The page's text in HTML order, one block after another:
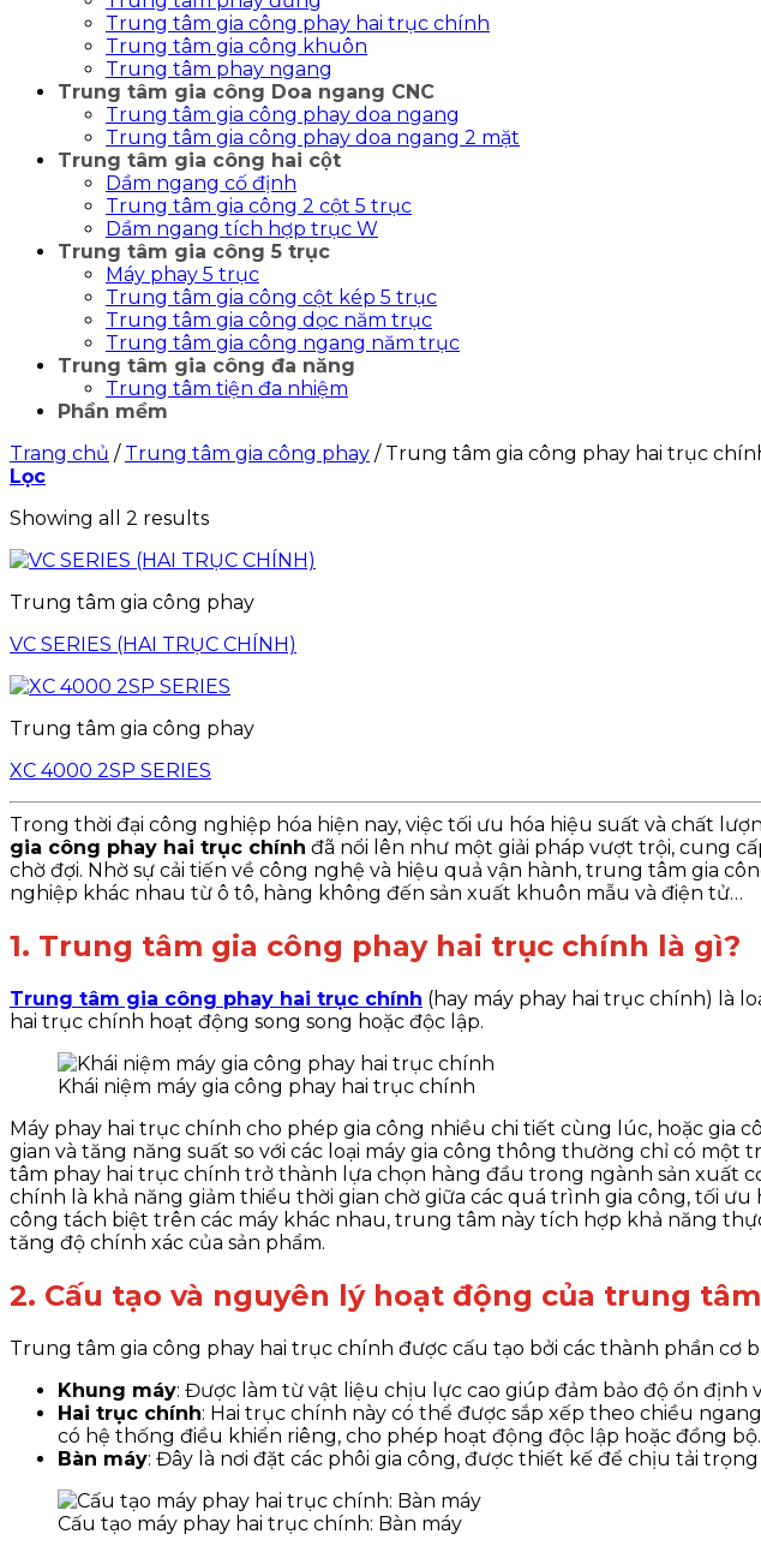
Trung tâm gia công phay hai trục chính
Trung tâm gia công khuôn
Trung tâm phay ngang
Trung tâm gia công Doa ngang CNC
Trung tâm gia công phay doa ngang
Trung tâm gia công phay doa ngang 2 mặt
Trung tâm gia công hai cột
Dầm ngang cố định
Trung tâm gia công 2 cột 5 trục
Dầm ngang tích hợp trục W
Trung tâm gia công 5 trục
Máy phay 5 trục
Trung tâm gia công cột kép 5 trục
Trung tâm gia công dọc năm trục
Trung tâm gia công ngang năm trục
Trung tâm gia công đa năng
Trung tâm tiện đa nhiệm
Phần mềm
Trang chủ / Trung tâm gia công phay /Trung tâm gia công phay hai trục
Lọc
Showing all 2 results
Trung tâm gia công phay
VC SERIES (HAI TRỤC CHÍNH)
Trung tâm gia công phay
XC 4000 2SP SERIES
Trong thời đại công nghiệp hóa hiện nay, việc tối ưu hóa hiệu suất và chất
gia công phay hai trục chính đã nổi lên như một giải pháp vượt trội, cung
chờ đợi. Nhờ sự cải tiến về công nghệ và hiệu quả vận hành, trung tâm gia
nghiệp khác nhau từ ô tô, hàng không đến sản xuất khuôn mẫu và điện tử…
1. Trung tâm gia công phay hai trục chính là gì?
Trung tâm gia công phay hai trục chính (hay máy phay hai trục chính) là
hai trục chính hoạt động song song hoặc độc lập.
Khái niệm máy gia công phay hai trục chính
Máy phay hai trục chính cho phép gia công nhiều chi tiết cùng lúc, hoặc gia
gian và tăng năng suất so với các loại máy gia công thông thường chỉ có
tâm phay hai trục chính trở thành lựa chọn hàng đầu trong ngành sản xuất
chính là khả năng giảm thiểu thời gian chờ giữa các quá trình gia công, tối
công tách biệt trên các máy khác nhau, trung tâm này tích hợp khả năng
tăng độ chính xác của sản phẩm.
2. Cấu tạo và nguyên lý hoạt động của trung
Trung tâm gia công phay hai trục chính được cấu tạo bởi các thành phần cơ
Khung máy: Được làm từ vật liệu chịu lực cao giúp đảm bảo độ ổn
Hai trục chính: Hai trục chính này có thể được sắp xếp theo chiều
có hệ thống điều khiển riêng, cho phép hoạt động độc lập hoặc đồng bộ.
Bàn máy: Đây là nơi đặt các phôi gia công, được thiết kế để chịu tải
Cấu tạo máy phay hai trục chính: Bàn máy